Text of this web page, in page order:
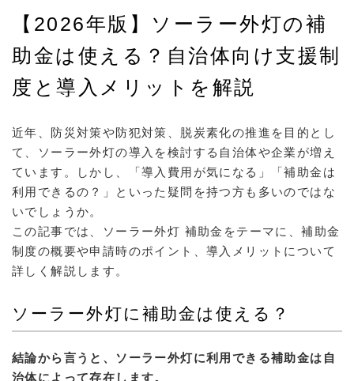
【2026年版】ソーラー外灯の補
助金は使える？自治体向け支援制
度と導入メリットを解説
近年、防災対策や防犯対策、脱炭素化の推進を目的とし
て、ソーラー外灯の導入を検討する自治体や企業が増え
ています。しかし、「導入費用が気になる」「補助金は
利用できるの？」といった疑問を持つ方も多いのではな
いでしょうか。
この記事では、ソーラー外灯 補助金をテーマに、補助金
制度の概要や申請時のポイント、導入メリットについて
詳しく解説します。
ソーラー外灯に補助金は使える？
結論から言うと、ソーラー外灯に利用できる補助金は自
治体によって存在します。